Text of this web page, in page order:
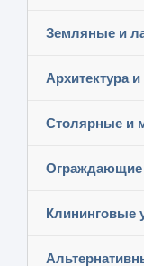
Земляные и
Архитектура
Столярные и
Ограждающие
Клининговые